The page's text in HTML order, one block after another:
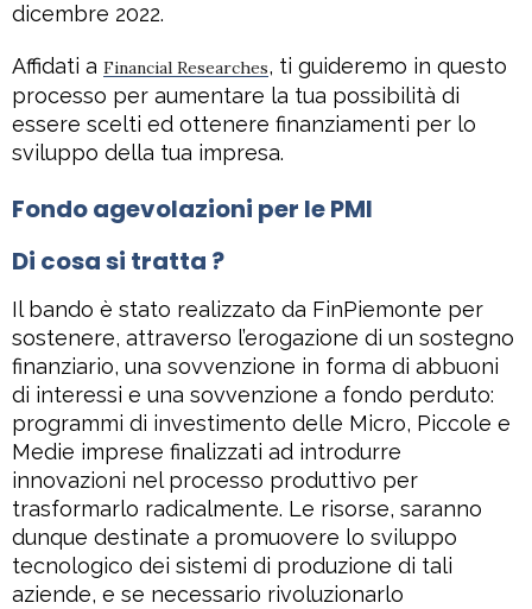
dicembre 2022.
Affidati a Financial Researches, ti guideremo in questo
processo per aumentare la tua possibilità di
essere scelti ed ottenere finanziamenti per lo
sviluppo della tua impresa.
Fondo agevolazioni per le PMI
Di cosa si tratta ?
Il bando è stato realizzato da FinPiemonte per
sostenere, attraverso l’erogazione di un sostegno
finanziario, una sovvenzione in forma di abbuoni
di interessi e una sovvenzione a fondo perduto:
programmi di investimento delle Micro, Piccole e
Medie imprese finalizzati ad introdurre
innovazioni nel processo produttivo per
trasformarlo radicalmente. Le risorse, saranno
dunque destinate a promuovere lo sviluppo
tecnologico dei sistemi di produzione di tali
aziende, e se necessario rivoluzionarlo